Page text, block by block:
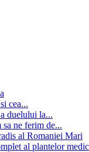
cea...
duelului la...
ne ferim de...
al Romaniei Mari
al plantelor